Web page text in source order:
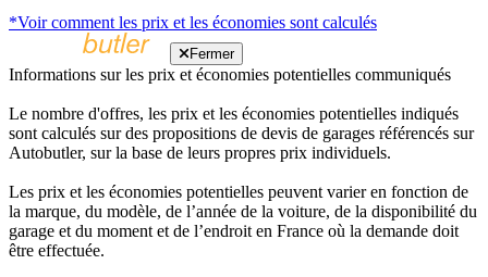
*Voir comment les prix et les économies sont calculés
Fermer
Informations sur les prix et économies potentielles communiqués
Le nombre d'offres, les prix et les économies potentielles indiqués
sont calculés sur des propositions de devis de garages référencés sur
Autobutler, sur la base de leurs propres prix individuels.
Les prix et les économies potentielles peuvent varier en fonction de
la marque, du modèle, de l’année de la voiture, de la disponibilité du
garage et du moment et de l’endroit en France où la demande doit
être effectuée.